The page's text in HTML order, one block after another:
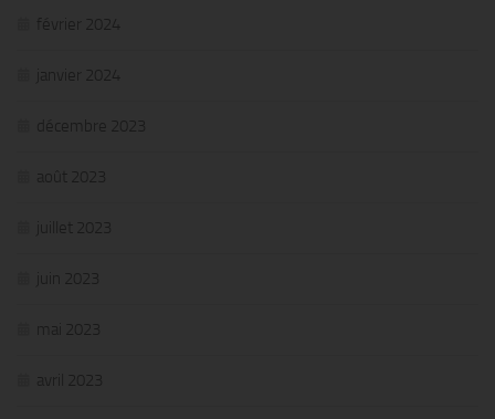
février 2024
janvier 2024
décembre 2023
août 2023
juillet 2023
juin 2023
mai 2023
avril 2023